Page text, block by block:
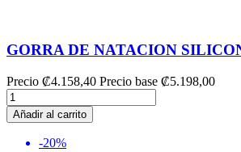
GORRA DE NATACION
Precio ₡4.158,40 Precio base ₡5.198,00
Añadir al carrito
-20%